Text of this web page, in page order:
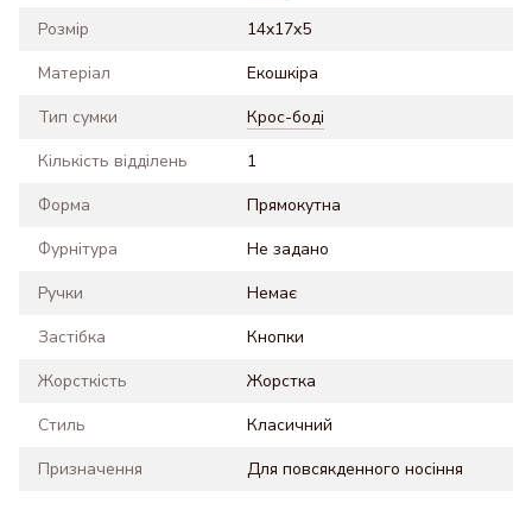
Розмір
14x17x5
Матеріал
Екошкіра
Тип сумки
Крос-боді
Кількість відділень
1
Форма
Прямокутна
Фурнітура
Не задано
Ручки
Немає
Застібка
Кнопки
Жорсткість
Жорстка
Стиль
Класичний
Призначення
Для повсякденного носіння